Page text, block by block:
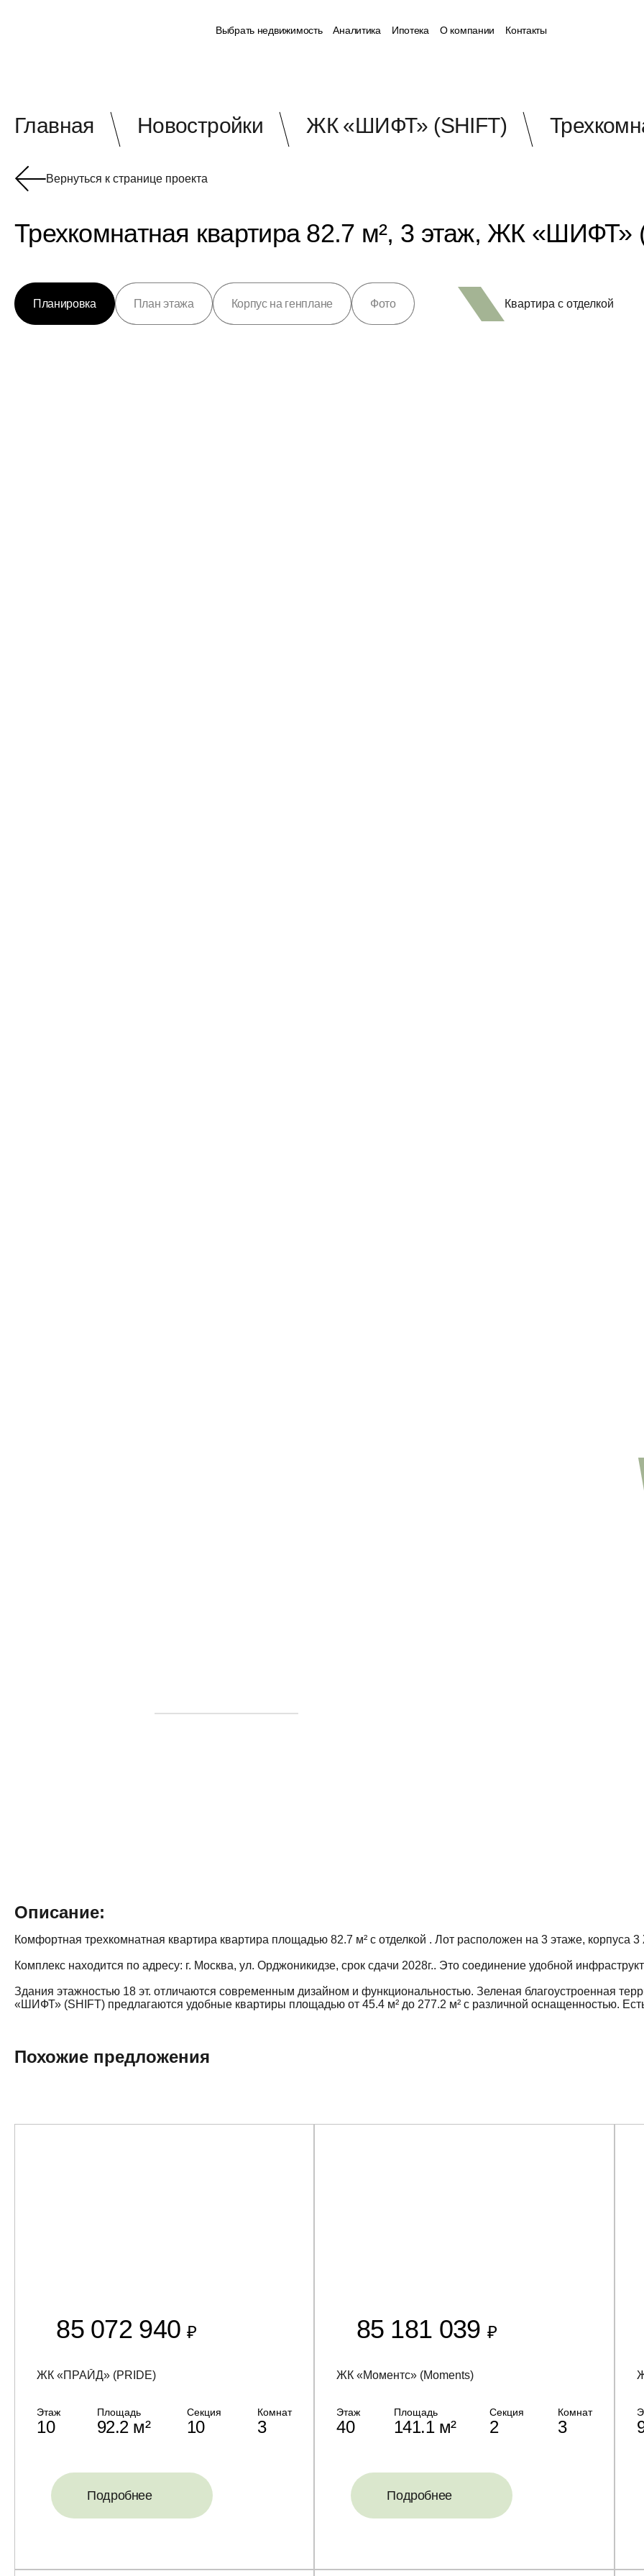
Выбрать недвижимость Аналитика Ипотека О компании Контакты
Главная Новостройки ЖК «ШИФТ» (SHIFT)
Вернуться к странице проекта
Трехкомнатная квартира 82.7 м², 3 этаж, ЖК «ШИФТ»
Планировка План этажа Корпус на генплане Фото Квартира с отделкой
Описание:
Комфортная трехкомнатная квартира квартира площадью 82.7 м² с отделкой . Лот расположен на 3 этаже,
Комплекс находится по адресу: г. Москва, ул. Орджоникидзе, срок сдачи 2028г.. Это соединение удобной
Здания этажностью 18 эт. отличаются современным дизайном и функциональностью. Зеленая благоустроенная
«ШИФТ» (SHIFT) предлагаются удобные квартиры площадью от 45.4 м² до 277.2 м² с различной оснащенностью.
Похожие предложения
85 072 940₽
ЖК «ПРАЙД» (PRIDE)
Этаж
10
Площадь
92.2 м²
Секция
10
Комнат
3
Подробнее
85 181 039 ₽
ЖК «Моментс» (Moments)
Этаж
40
Площадь
141.1 м²
Секция
2
Комнат
3
Подробнее